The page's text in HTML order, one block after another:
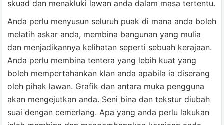
skuad dan menakluki lawan anda dalam masa tertentu.
Anda perlu menyusun seluruh puak di mana anda boleh
melatih askar anda, membina bangunan yang mulia
dan menjadikannya kelihatan seperti sebuah kerajaan.
Anda perlu membina tentera yang lebih kuat yang
boleh mempertahankan klan anda apabila ia diserang
oleh pihak lawan. Grafik dan antara muka pengguna
akan mengejutkan anda. Seni bina dan tekstur diubah
suai dengan cemerlang. Apa yang anda perlu lakukan